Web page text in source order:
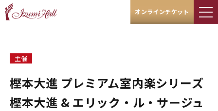
オンラインチケット
主催
樫本大進 プレミアム室内楽シリーズ
樫本大進 & エリック・ル・サージュ